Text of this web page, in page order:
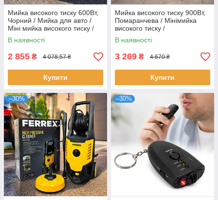
Мийка високого тиску 600Вт,
Чорний / Мийка для авто /
Міні мийка високого тиску /
Автомийка високого тиску
В наявності
2 855 ₴ 4 078,57 ₴
Купити
Мийка високого тиску 900Вт,
Помаранчева / Мінімийка
високого тиску /
Автомобільна мийка / Мийка
для авто
В наявності
3 269 ₴ 4 670 ₴
Купити
–30% –30%